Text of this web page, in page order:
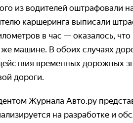
из водителей оштрафовали
каршеринга выписали
в час — оказалось, что
машине. В обоих случаях
временных дорожных
дороги.
Журнала Авто.ру
на разработке и